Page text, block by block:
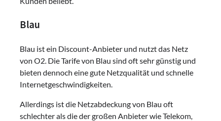
Blau
Blau ist ein Discount-Anbieter und nutzt das Netz
von O2. Die Tarife von Blau sind oft sehr günstig und
bieten dennoch eine gute Netzqualität und schnelle
Internetgeschwindigkeiten.
Allerdings ist die Netzabdeckung von Blau oft
schlechter als die der großen Anbieter wie Telekom,